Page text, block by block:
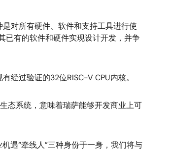
对所有硬件、软件和支持工具进行使
已有的软件和硬件实现设计开发，并争
经过验证的32位RISC-V CPU内核。
态系统，意味着瑞萨能够开发商业上可
遇“牵线人”三种身份于一身，我们将与